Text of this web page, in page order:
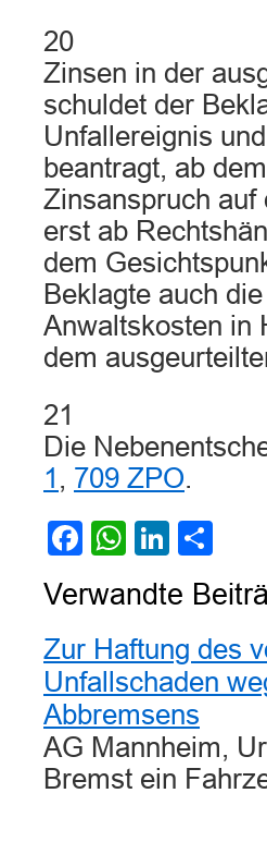
20
Zinsen in der
schuldet der
Unfallereignis
beantragt, ab
Zinsanspruch auf
erst ab
dem
Beklagte auch
Anwaltskosten in
dem
21
Die
1 , 709 ZPO.
Facebook
WhatsApp
Verwandte
Zur Haftung des
Unfallschaden
Abbremsens
AG Mannheim,
Bremst ein